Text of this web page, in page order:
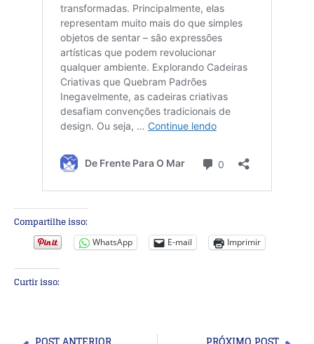
Compartilhe isso:
WhatsApp E-mail Imprimir
Curtir isso: